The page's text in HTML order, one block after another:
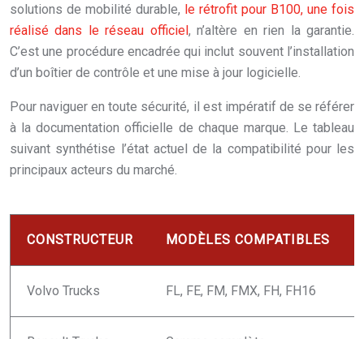
solutions de mobilité durable, le rétrofit pour B100, une fois
réalisé dans le réseau officiel, n’altère en rien la garantie.
C’est une procédure encadrée qui inclut souvent l’installation
d’un boîtier de contrôle et une mise à jour logicielle.
Pour naviguer en toute sécurité, il est impératif de se référer
à la documentation officielle de chaque marque. Le tableau
suivant synthétise l’état actuel de la compatibilité pour les
principaux acteurs du marché.
CONSTRUCTEUR MODÈLES COMPATIBLES
Volvo Trucks FL, FE, FM, FMX, FH, FH16